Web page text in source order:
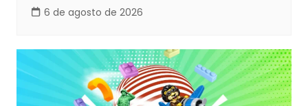
6 de agosto de 2026